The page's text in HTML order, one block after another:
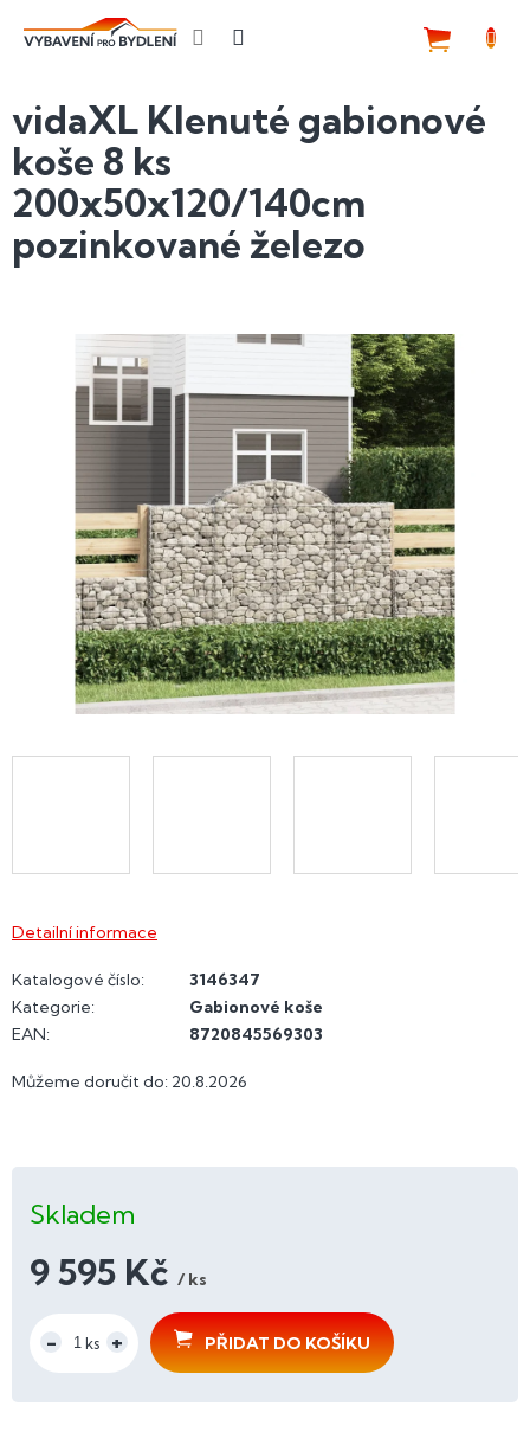
vidaXL Klenuté gabionové
koše 8 ks
200x50x120/140cm
pozinkované železo
Můžeme doručit do: 20.8.2026
Skladem
9 595 Kč / ks
cena:
PŘIDAT DO KOŠÍKU
Detailní informace
Katalogové číslo:
3146347
Kategorie:
Gabionové koše
EAN: 8720845569303